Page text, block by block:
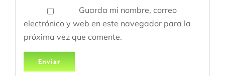
Guarda mi nombre, correo
electrónico y web en este navegador para la
próxima vez que comente.